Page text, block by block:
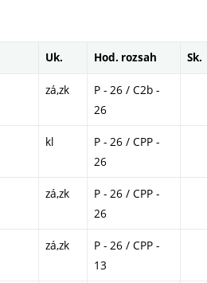
Uk. Hod. rozsah Sk.
zá,zk
P - 26 / C2b -
26
kl
P - 26 / CPP -
26
zá,zk
P - 26 / CPP -
26
zá,zk
P - 26 / CPP -
13